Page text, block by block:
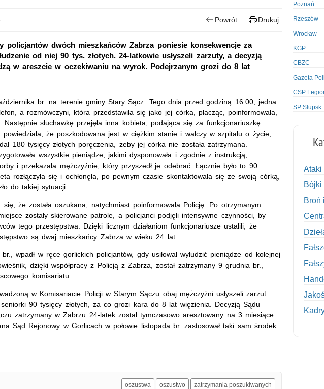
Powrót Drukuj
policjantów dwóch mieszkańców Zabrza poniesie konsekwencje za
od niej 90 tys. złotych. 24-latkowie usłyszeli zarzuty, a decyzją
w areszcie w oczekiwaniu na wyrok. Podejrzanym grozi do 8 lat
br. na terenie gminy Stary Sącz. Tego dnia przed godziną 16:00, jedna
a rozmówczyni, która przedstawiła się jako jej córka, płacząc, poinformowała,
Następnie słuchawkę przejęła inna kobieta, podająca się za funkcjonariuszkę
że poszkodowana jest w ciężkim stanie i walczy w szpitalu o życie,
180 tysięcy złotych poręczenia, żeby jej córka nie została zatrzymana.
wszystkie pieniądze, jakimi dysponowała i zgodnie z instrukcją,
i przekazała mężczyźnie, który przyszedł je odebrać. Łącznie było to 90
rozłączyła się i ochłonęła, po pewnym czasie skontaktowała się ze swoją córką,
do takiej sytuacji.
się, że została oszukana, natychmiast poinformowała Policję. Po otrzymanym
zostały skierowane patrole, a policjanci podjęli intensywne czynności, by
tego przestępstwa. Dzięki licznym działaniom funkcjonariusze ustalili, że
są dwaj mieszkańcy Zabrza w wieku 24 lat.
wpadł w ręce gorlickich policjantów, gdy usiłował wyłudzić pieniądze od kolejnej
dzięki współpracy z Policją z Zabrza, został zatrzymany 9 grudnia br.,
komisariatu.
w Komisariacie Policji w Starym Sączu obaj mężczyźni usłyszeli zarzut
90 tysięcy złotych, za co grozi kara do 8 lat więzienia. Decyzją Sądu
zatrzymany w Zabrzu 24-latek został tymczasowo aresztowany na 3 miesiące.
Sąd Rejonowy w Gorlicach w połowie listopada br. zastosował taki sam środek
oszustwa oszustwo zatrzymania poszukiwanych
Poznań
Rzeszów
Wrocław
KGP
CBZC
Gazeta
CSP
SP Słupsk
Ataki
Bójki
Broń